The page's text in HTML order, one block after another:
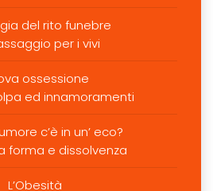
del rito funebre
per i vivi
ossessione
ed innamoramenti
c’è in un’ eco?
forma e dissolvenza
L’Obesità